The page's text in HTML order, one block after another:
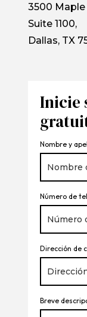
3500 Maple
Suite 1100,
Dallas, TX
Inicie
Nombre y
Número de
Dirección de
Breve